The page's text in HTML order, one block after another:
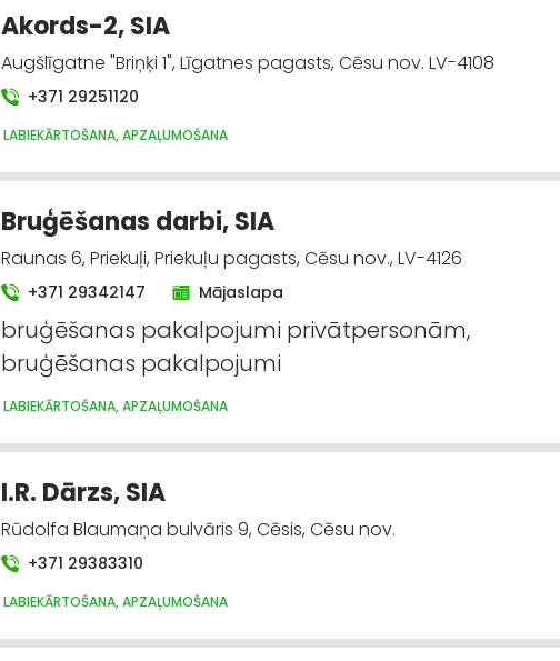
Akords-2, SIA
Augšlīgatne "Briņķi 1", Līgatnes pagasts, Cēsu nov. LV-4108
+371 29251120
LABIEKĀRTOŠANA, APZAĻUMOŠANA
Bruģēšanas darbi, SIA
Raunas 6, Priekuļi, Priekuļu pagasts, Cēsu nov., LV-4126
+371 29342147 Mājaslapa
bruģēšanas pakalpojumi privātpersonām,
bruģēšanas pakalpojumi
LABIEKĀRTOŠANA, APZAĻUMOŠANA
I.R. Dārzs, SIA
Rūdolfa Blaumaņa bulvāris 9, Cēsis, Cēsu nov.
+371 29383310
LABIEKĀRTOŠANA, APZAĻUMOŠANA